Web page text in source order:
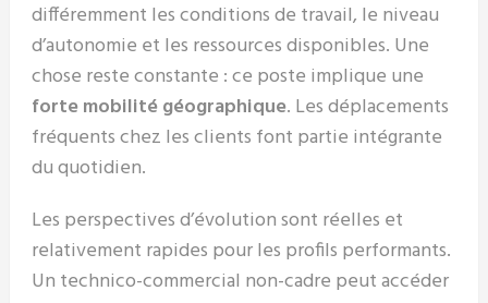
différemment les conditions de travail, le niveau
d’autonomie et les ressources disponibles. Une
chose reste constante : ce poste implique une
forte mobilité géographique. Les déplacements
fréquents chez les clients font partie intégrante
du quotidien.
Les perspectives d’évolution sont réelles et
relativement rapides pour les profils performants.
Un technico-commercial non-cadre peut accéder